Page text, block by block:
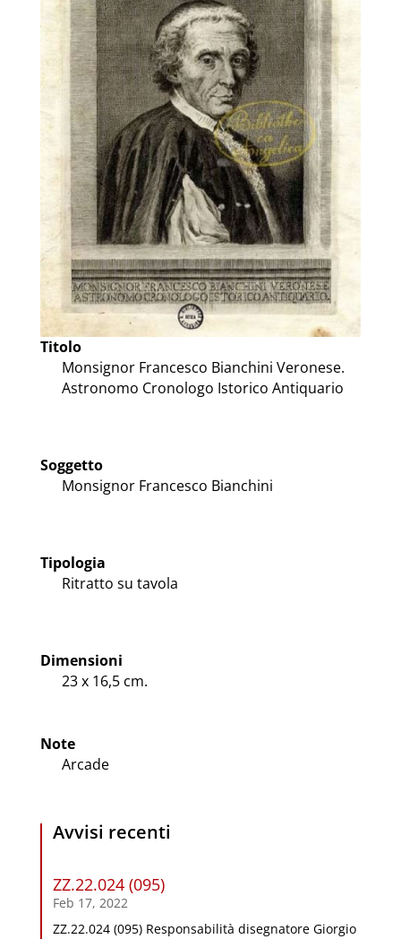
Titolo
Monsignor Francesco Bianchini Veronese.
Astronomo Cronologo Istorico Antiquario
Soggetto
Monsignor Francesco Bianchini
Tipologia
Ritratto su tavola
Dimensioni
23 x 16,5 cm.
Note
Arcade
Avvisi recenti
ZZ.22.024 (095)
Feb 17, 2022
ZZ.22.024 (095) Responsabilità disegnatore Giorgio